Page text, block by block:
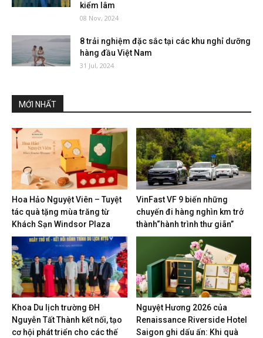
kiểm lâm
08 Nov, 2024
8 trải nghiệm đặc sắc tại các khu nghỉ dưỡng
hàng đầu Việt Nam
31 Jul, 2024
MỚI NHẤT
Hoa Hảo Nguyệt Viên – Tuyệt
tác quà tặng mùa trăng từ
Khách Sạn Windsor Plaza
VinFast VF 9 biến những
chuyến đi hàng nghìn km trở
thành“hành trình thư giãn”
Khoa Du lịch trường ĐH
Nguyễn Tất Thành kết nối, tạo
cơ hội phát triển cho các thế
Nguyệt Hương 2026 của
Renaissance Riverside Hotel
Saigon ghi dấu ấn: Khi quà